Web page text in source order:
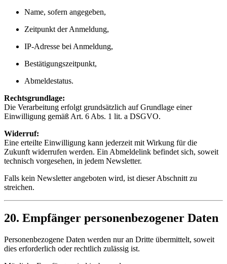
Name, sofern angegeben,
Zeitpunkt der Anmeldung,
IP-Adresse bei Anmeldung,
Bestätigungszeitpunkt,
Abmeldestatus.
Rechtsgrundlage:
Die Verarbeitung erfolgt grundsätzlich auf Grundlage einer
Einwilligung gemäß Art. 6 Abs. 1 lit. a DSGVO.
Widerruf:
Eine erteilte Einwilligung kann jederzeit mit Wirkung für die
Zukunft widerrufen werden. Ein Abmeldelink befindet sich, soweit
technisch vorgesehen, in jedem Newsletter.
Falls kein Newsletter angeboten wird, ist dieser Abschnitt zu
streichen.
20. Empfänger personenbezogener Daten
Personenbezogene Daten werden nur an Dritte übermittelt, soweit
dies erforderlich oder rechtlich zulässig ist.